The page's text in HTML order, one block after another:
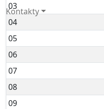
Kontakty
03
04
05
06
07
08
09